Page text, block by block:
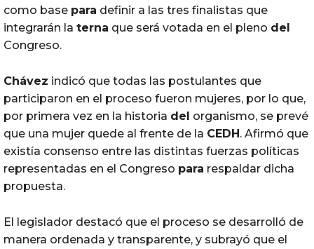
como base para definir a las tres finalistas que
integrarán la terna que será votada en el pleno del
Congreso.
Chávez indicó que todas las postulantes que
participaron en el proceso fueron mujeres, por lo que,
por primera vez en la historia del organismo, se prevé
que una mujer quede al frente de la CEDH. Afirmó que
existía consenso entre las distintas fuerzas políticas
representadas en el Congreso para respaldar dicha
propuesta.
El legislador destacó que el proceso se desarrolló de
manera ordenada y transparente, y subrayó que el